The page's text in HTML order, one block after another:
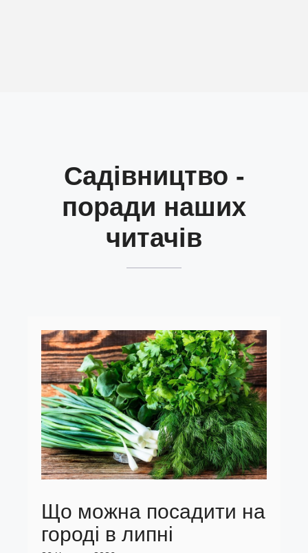
Садівництво -
поради наших
читачів
Що можна посадити на
городі в липні